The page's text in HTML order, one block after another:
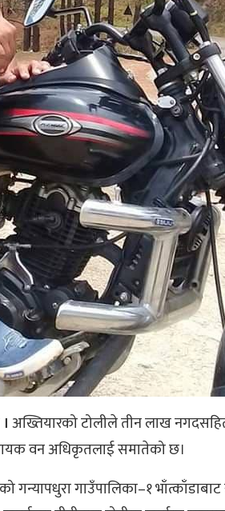
अख्तियारको टोलीले तीन लाख
वन अधिकृतलाई समातेको छ।
गन्यापधुरा गाउँपालिका–१